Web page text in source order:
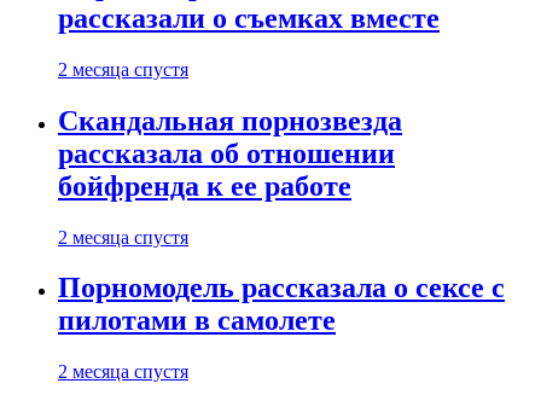
рассказали о съемках вместе
2 месяца спустя
Скандальная порнозвезда
рассказала об отношении
бойфренда к ее работе
2 месяца спустя
Порномодель рассказала о сексе с
пилотами в самолете
2 месяца спустя